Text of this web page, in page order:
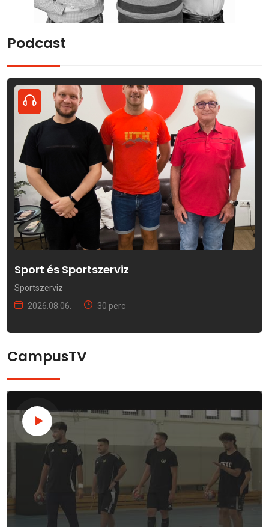
Podcast
Sport és Sportszerviz
Sportszerviz
2026.08.06.
30 perc
CampusTV